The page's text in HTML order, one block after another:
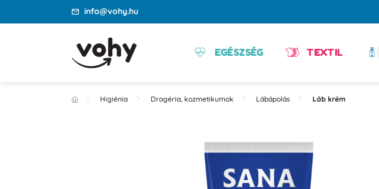
info@vohy.hu
EGÉSZSÉG TEXTIL
Higiénia Drogéria, kozmetikumok Lábápolás Láb krém